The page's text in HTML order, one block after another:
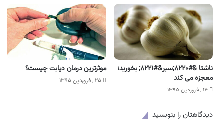
ناشتا &#۸۲۲۰;سیر&#۸۲۲۱; بخورید؛
معجزه می کند
۱۴ , فروردین ۱۳۹۵
موثرترین درمان دیابت چیست؟
۲۵ , فروردین ۱۳۹۵
دیدگاهتان را بنویسید